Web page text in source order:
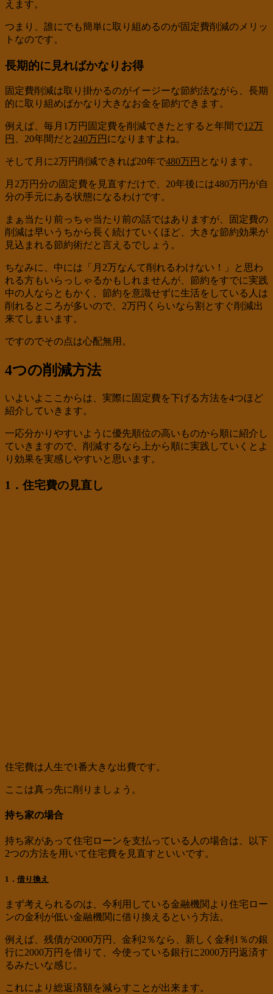
えます。
つまり、誰にでも簡単に取り組めるのが固定費削減のメリッ
トなのです。
長期的に見ればかなりお得
固定費削減は取り掛かるのがイージーな節約法ながら、長期
的に取り組めばかなり大きなお金を節約できます。
例えば、毎月1万円固定費を削減できたとすると年間で12万
円
、20年間だと 240万円 になりますよね。
そして月に2万円削減できれば20年で480万円 となります。
月2万円分の固定費を見直すだけで、20年後には480万円が自
分の手元にある状態になるわけです。
まぁ当たり前っちゃ当たり前の話ではありますが、固定費の
削減は早いうちから長く続けていくほど、大きな節約効果が
見込まれる節約術だと言えるでしょう。
ちなみに、中には「月2万なんて削れるわけない！」と思わ
れる方もいらっしゃるかもしれませんが、節約をすでに実践
中の人ならともかく、節約を意識せずに生活をしている人は
削れるところが多いので、2万円くらいなら割とすぐ削減出
来てしまいます。
ですのでその点は心配無用。
4つの削減方法
いよいよここからは、実際に固定費を下げる方法を4つほど
紹介していきます。
一応分かりやすいように優先順位の高いものから順に紹介し
ていきますので、削減するなら上から順に実践していくとよ
り効果を実感しやすいと思います。
1．住宅費の見直し
住宅費は人生で1番大きな出費です。
ここは真っ先に削りましょう。
持ち家の場合
持ち家があって住宅ローンを支払っている人の場合は、以下
2つの方法を用いて住宅費を見直すといいです。
1． 借り換え
まず考えられるのは、今利用している金融機関より住宅ロー
ンの金利が低い金融機関に借り換えるという方法。
例えば、残債が2000万円、金利2％なら、新しく金利1％の銀
行に2000万円を借りて、今使っている銀行に2000万円返済す
るみたいな感じ。
これにより総返済額を減らすことが出来ます。